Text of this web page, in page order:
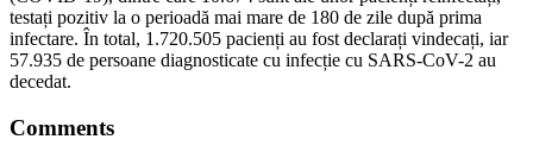
testați pozitiv la o perioadă mai mare de 180 de zile după prima
infectare. În total, 1.720.505 pacienți au fost declarați vindecați, iar
57.935 de persoane diagnosticate cu infecție cu SARS-CoV-2 au
decedat.
Comments